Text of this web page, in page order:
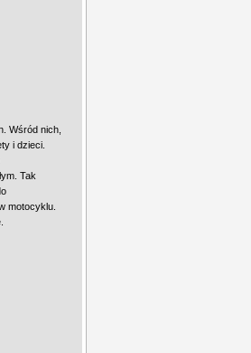
Wśród nich,
i dzieci.
Tak
motocyklu.